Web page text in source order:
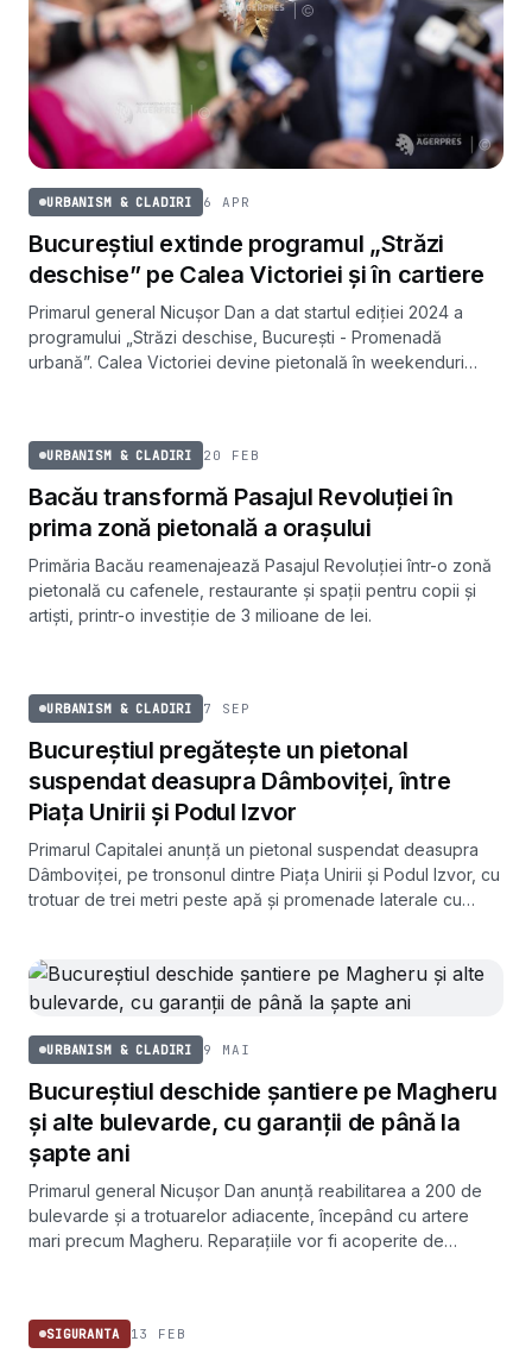
URBANISM & CLADIRI 6 APR
Bucureștiul extinde programul „Străzi
deschise” pe Calea Victoriei și în cartiere
Primarul general Nicușor Dan a dat startul ediției 2024 a
programului „Străzi deschise, București - Promenadă
urbană”. Calea Victoriei devine pietonală în weekenduri
URBANISM & CLADIRI 20 FEB
Bacău transformă Pasajul Revoluției în
prima zonă pietonală a orașului
Primăria Bacău reamenajează Pasajul Revoluției într-o zonă
pietonală cu cafenele, restaurante și spații pentru copii și
artiști, printr-o investiție de 3 milioane de lei.
URBANISM & CLADIRI 7 SEP
Bucureștiul pregătește un pietonal
suspendat deasupra Dâmboviței, între
Piața Unirii și Podul Izvor
Primarul Capitalei anunță un pietonal suspendat deasupra
Dâmboviței, pe tronsonul dintre Piața Unirii și Podul Izvor, cu
trotuar de trei metri peste apă și promenade laterale cu
URBANISM & CLADIRI 9 MAI
Bucureștiul deschide șantiere pe Magheru
și alte bulevarde, cu garanții de până la
șapte ani
Primarul general Nicușor Dan anunță reabilitarea a 200 de
bulevarde și a trotuarelor adiacente, începând cu artere
mari precum Magheru. Reparațiile vor fi acoperite de
SIGURANTA 13 FEB